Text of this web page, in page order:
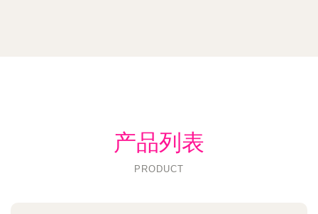
产品列表
PRODUCT